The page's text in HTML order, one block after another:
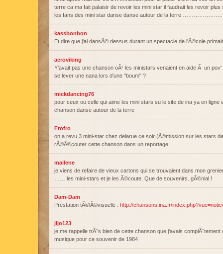
terre ca ma fait palaisir de revoir les mini star il faudrait les revoir
les fans des mini star danse danse autour de la terre ………………….
kassbonbon
Et dire que j'ai dansÃ© dessus durant un spectacle de l'Ã©cole
aeroviking
Y'avait pas une chanson oÃ¹ les ministars venaient en aide Ã un
se lever une nana lors d'une "boum" ?
mickdancing76
pour ceux ou celle qui aime les mini stars su le site de ina ya en ligne
chanson danse autour de la terre
Frofro
on a revu 3 mini-star chez delarue ce soir (Ã©mission sur les stars
rÃ©Ã©couter cette chanson dans un reportage.
mailene
je viens de refaire de vieux cartons qui se trouvaient dans mon
…… les mini-stars et je les Ã©coute. Que de souvenirs. gÃ©nial !
Dam-Dam
Prestation tÃ©lÃ©visuelle : http://chansons.ina.fr/
jijo123
je me rappelle trÃ¨s bien de cette chanson que j'avais
musique pour ce souvenir de 1984